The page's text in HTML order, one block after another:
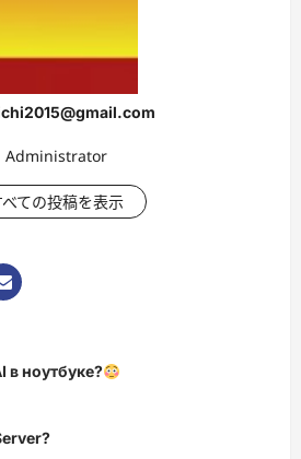
Administrator
べての投稿を表示
в ноутбуке?